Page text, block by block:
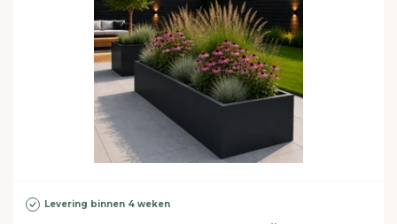
Levering binnen 4 weken